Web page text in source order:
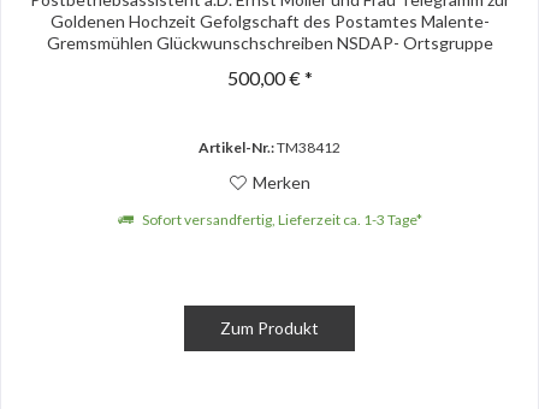
Goldenen Hochzeit Gefolgschaft des Postamtes Malente-
Gremsmühlen Glückwunschschreiben NSDAP- Ortsgruppe
500,00 € *
Artikel-Nr.:TM38412
Merken
Sofort versandfertig, Lieferzeit ca. 1-3 Tage*
Zum Produkt